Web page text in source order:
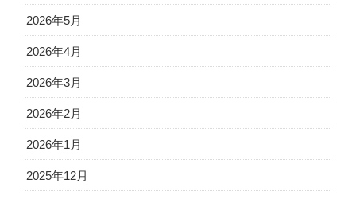
2026年5月
2026年4月
2026年3月
2026年2月
2026年1月
2025年12月